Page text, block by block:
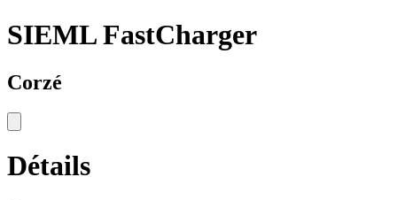
SIEML FastCharger
Corzé
Détails